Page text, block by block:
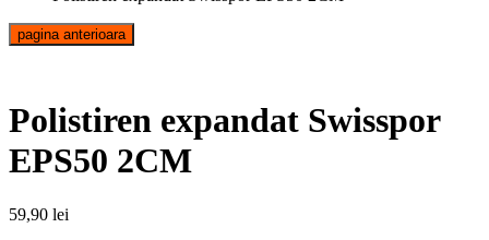
pagina anterioara
Polistiren expandat Swisspor
EPS50 2CM
59,90 lei